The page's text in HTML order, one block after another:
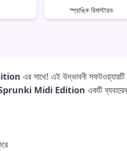
স্প্রাঙ্কি রিমাস্টারড
এর সাথে! এই উদ্ভাবনী সফটওয়্যারটি
Midi Edition একটি